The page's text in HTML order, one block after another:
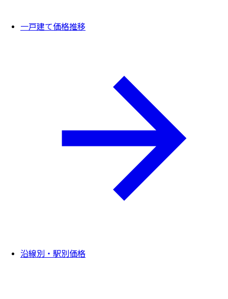
一戸建て価格推移
沿線別・駅別価格